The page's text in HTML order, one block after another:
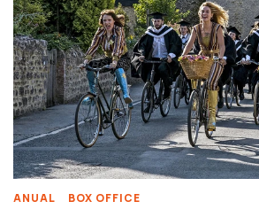
ANUAL BOX OFFICE